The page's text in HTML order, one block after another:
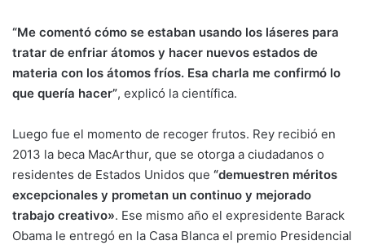
“Me comentó cómo se estaban usando los láseres para
tratar de enfriar átomos y hacer nuevos estados de
materia con los átomos fríos. Esa charla me confirmó lo
que quería hacer”, explicó la científica.
Luego fue el momento de recoger frutos. Rey recibió en
2013 la beca MacArthur, que se otorga a ciudadanos o
residentes de Estados Unidos que “demuestren méritos
excepcionales y prometan un continuo y mejorado
trabajo creativo». Ese mismo año el expresidente Barack
Obama le entregó en la Casa Blanca el premio Presidencial